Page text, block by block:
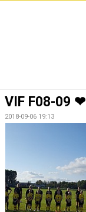
OM FÖRENINGEN
BARN &
STÖTTA VIF
VIF F08-09
2018-09-06 19:13